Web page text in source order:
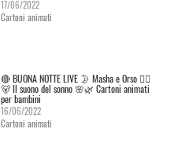
17/06/2022
Cartoni animati
🔴 BUONA NOTTE LIVE 🌛 Masha e Orso 👱‍♀️
🐻 Il suono del sonno 🌸🌿 Cartoni animati
per bambini
16/06/2022
Cartoni animati